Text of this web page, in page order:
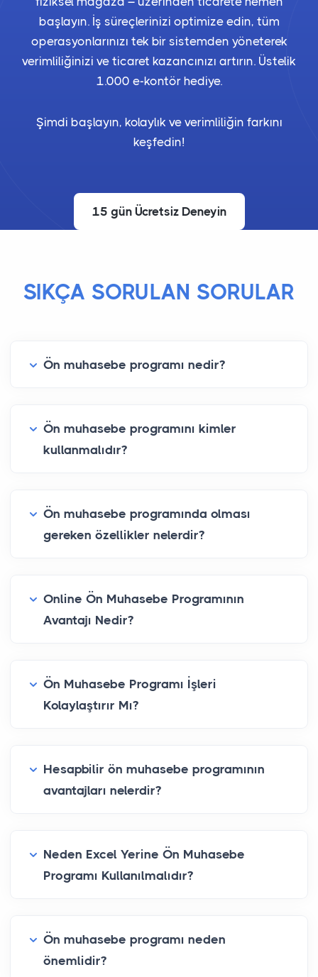
başlayın. İş süreçlerinizi optimize edin, tüm
operasyonlarınızı tek bir sistemden yöneterek
verimliliğinizi ve ticaret kazancınızı artırın. Üstelik
1.000 e-kontör hediye.
Şimdi başlayın, kolaylık ve verimliliğin farkını
keşfedin!
15 gün Ücretsiz Deneyin
SIKÇA SORULAN SORULAR
Ön muhasebe programı nedir?
Ön muhasebe programını kimler
kullanmalıdır?
Ön muhasebe programında olması
gereken özellikler nelerdir?
Online Ön Muhasebe Programının
Avantajı Nedir?
Ön Muhasebe Programı İşleri
Kolaylaştırır Mı?
Hesapbilir ön muhasebe programının
avantajları nelerdir?
Neden Excel Yerine Ön Muhasebe
Programı Kullanılmalıdır?
Ön muhasebe programı neden
önemlidir?